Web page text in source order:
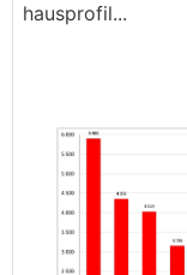
hausprofil...